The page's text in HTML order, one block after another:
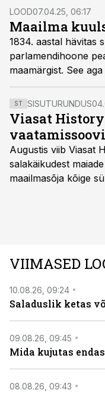
ning liikuvad
esivanemaid.
LOOD07.04.25, 06:17
Maailma
1834. aastal hävitas
parlamendi­hoone
maamärgist. See
uut. Big Beni
ajagraafikust mindi
pragunes ikka ja jälle.
ST SISUTURUNDUS
Viasat
Augustis viib Viasat
salakäikudest
maailmasõja kõige
viasathistory.eu/ee
VIIMASED
10.08.26, 09:24
Saladuslik ketas
09.08.26, 09:45
Mida kujutas
08.08.26, 09:43